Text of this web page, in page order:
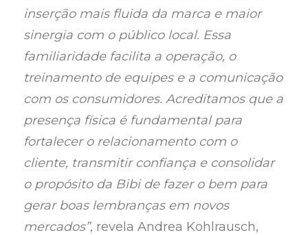
inserção mais fluida da marca e maior
sinergia com o público local. Essa
familiaridade facilita a operação, o
treinamento de equipes e a comunicação
com os consumidores. Acreditamos que a
presença física é fundamental para
fortalecer o relacionamento com o
cliente, transmitir confiança e consolidar
o propósito da Bibi de fazer o bem para
gerar boas lembranças em novos
mercados”, revela Andrea Kohlrausch,